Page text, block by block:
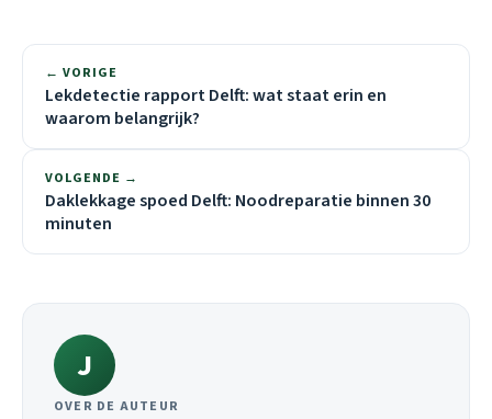
← VORIGE
Lekdetectie rapport Delft: wat staat erin en
waarom belangrijk?
VOLGENDE →
Daklekkage spoed Delft: Noodreparatie binnen 30
minuten
J
OVER DE AUTEUR